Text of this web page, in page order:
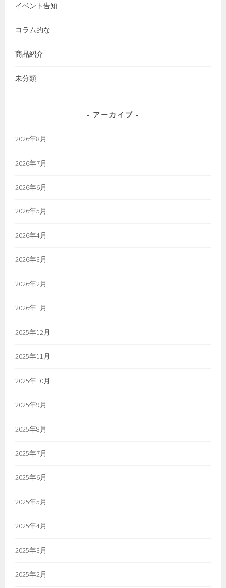
イベント告知
コラム的な
商品紹介
未分類
アーカイブ
2026年8月
2026年7月
2026年6月
2026年5月
2026年4月
2026年3月
2026年2月
2026年1月
2025年12月
2025年11月
2025年10月
2025年9月
2025年8月
2025年7月
2025年6月
2025年5月
2025年4月
2025年3月
2025年2月